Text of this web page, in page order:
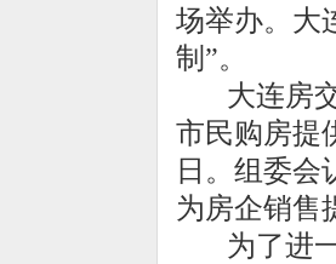
场举办。大
制”。
大连房交
市民购房提
日。组委会
为房企销售
为了进一